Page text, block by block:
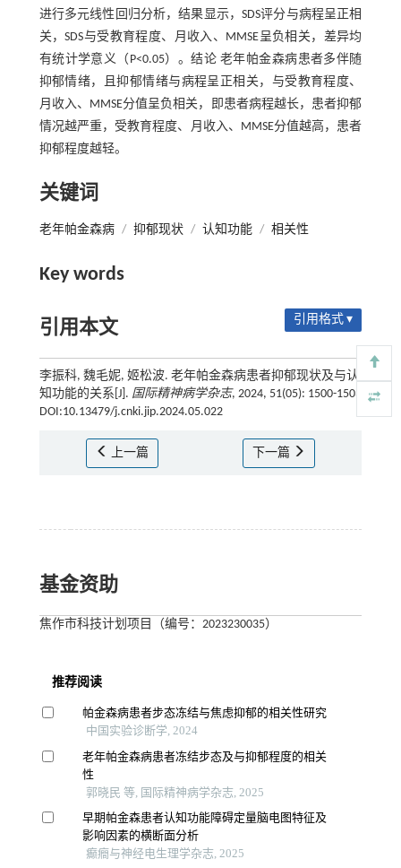
进行多元线性回归分析，结果显示，SDS评分与病程呈正相
关，SDS与受教育程度、月收入、MMSE呈负相关，差异均
有统计学意义（P<0.05）。结论 老年帕金森病患者多伴随
抑郁情绪，且抑郁情绪与病程呈正相关，与受教育程度、
月收入、MMSE分值呈负相关，即患者病程越长，患者抑郁
情况越严重，受教育程度、月收入、MMSE分值越高，患者
抑郁程度越轻。
关键词
老年帕金森病 / 抑郁现状 / 认知功能 / 相关性
Key words
引用本文 引用格式 ▾
李振科, 魏毛妮, 姬松波. 老年帕金森病患者抑郁现状及与认
知功能的关系[J]. 国际精神病学杂志, 2024, 51(05): 1500-1503
DOI:10.13479/j.cnki.jip.2024.05.022
上一篇 下一篇
基金资助
焦作市科技计划项目（编号：2023230035）